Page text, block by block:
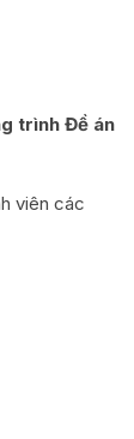
trình Đề án
viên các